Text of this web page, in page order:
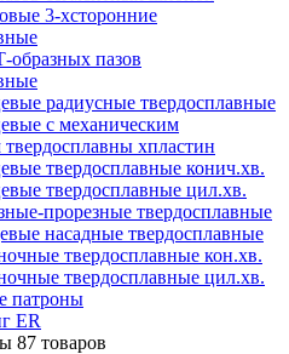
3-хсторонние
образных пазов
радиусные твердосплавные
с механическим
хпластин
твердосплавные конич.хв.
твердосплавные цил.хв.
прорезные твердосплавные
насадные твердосплавные
твердосплавные кон.хв.
твердосплавные цил.хв.
патроны
ER
87 товаров